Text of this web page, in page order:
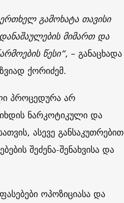
გამოხატა თავისი
მიმართ და
წესი“, – განაცხადა
ქორიძემ.
პროცედურა არ
ნარკოტიკული და
ასევე განსაკუთრებით
შეძენა-შენახვისა და
ოპოზიციასა და